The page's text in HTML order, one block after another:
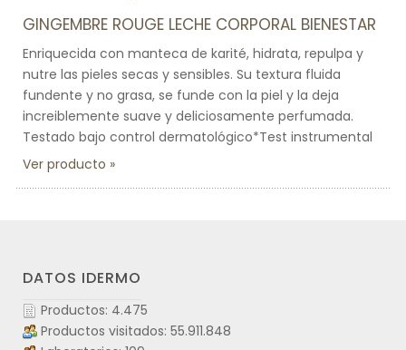
GINGEMBRE ROUGE LECHE CORPORAL BIENESTAR
Enriquecida con manteca de karité, hidrata, repulpa y
nutre las pieles secas y sensibles. Su textura fluida
fundente y no grasa, se funde con la piel y la deja
increiblemente suave y deliciosamente perfumada.
Testado bajo control dermatológico*Test instrumental
Ver producto
DATOS IDERMO
Productos: 4.475
Productos visitados: 55.911.848